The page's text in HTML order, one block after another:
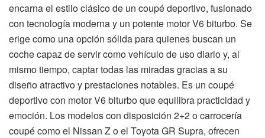
encarna el estilo clásico de un coupé deportivo, fusionado
con tecnología moderna y un potente motor V6 biturbo. Se
erige como una opción sólida para quienes buscan un
coche capaz de servir como vehículo de uso diario y, al
mismo tiempo, captar todas las miradas gracias a su
diseño atractivo y prestaciones notables. Es un coupé
deportivo con motor V6 biturbo que equilibra practicidad y
emoción. Los modelos con disposición 2+2 o carrocería
coupé como el Nissan Z o el Toyota GR Supra, ofrecen